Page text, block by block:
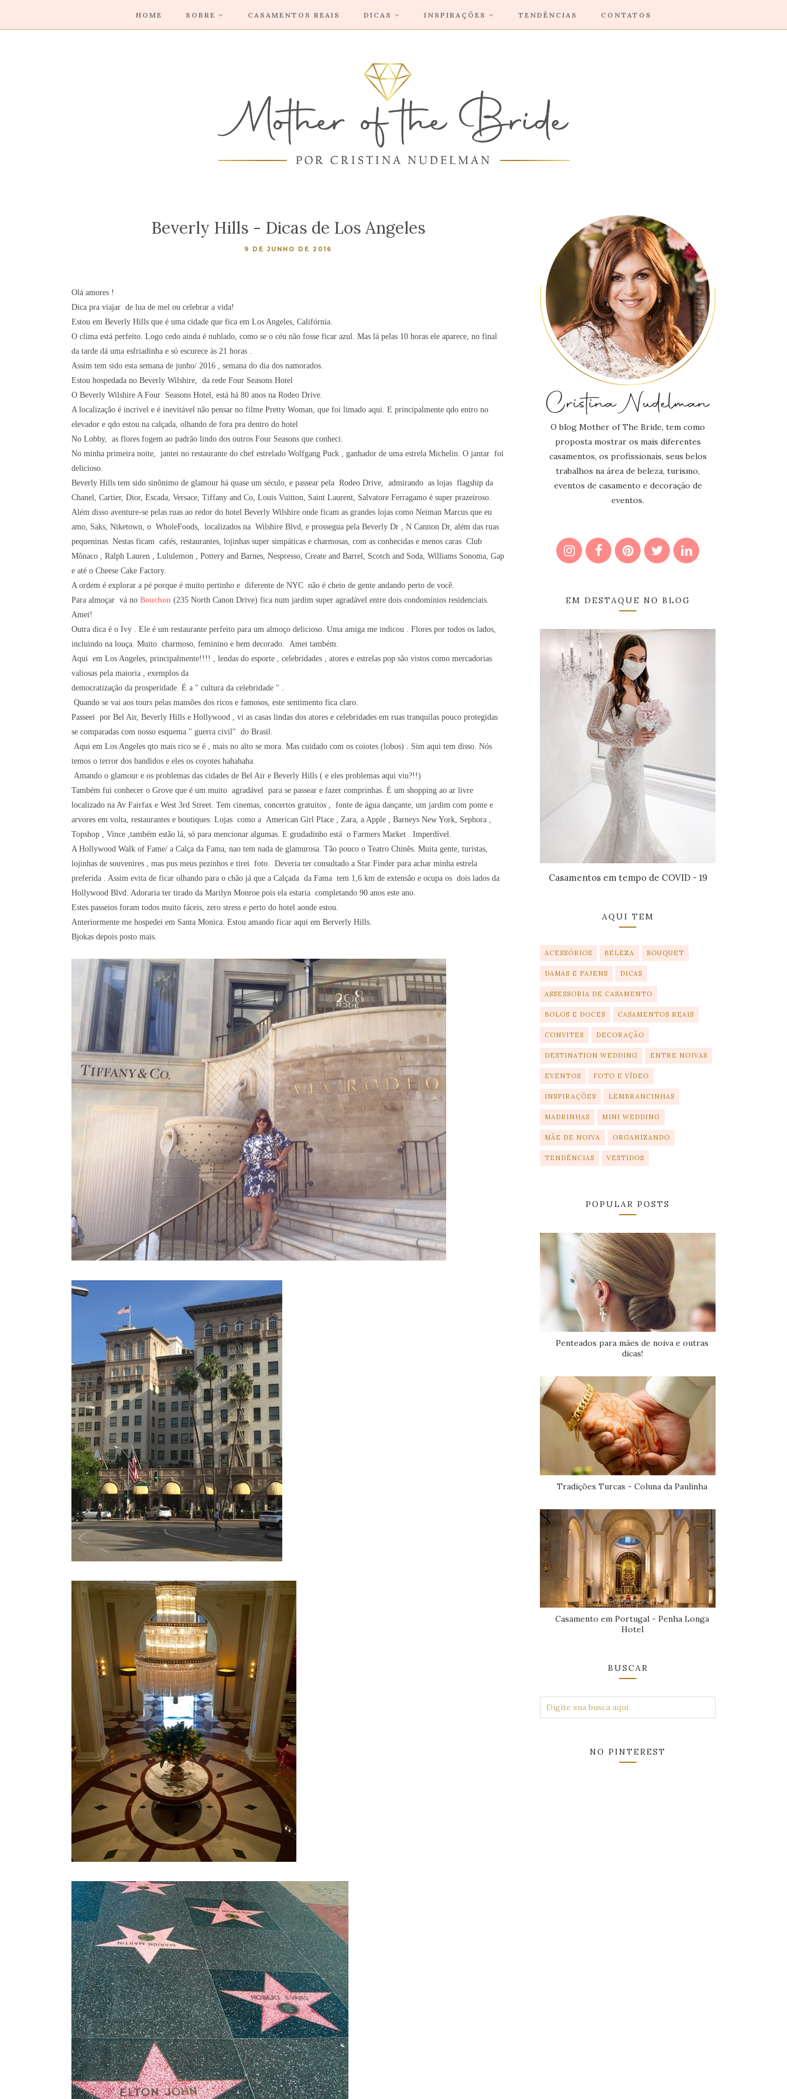
HOME SOBRE CASAMENTOS REAIS DICAS INSPIRAÇÕES TENDÊNCIAS CONTATOS
Beverly Hills - Dicas de Los Angeles
9 DE JUNHO DE 2016
Olá amores !
Dica pra viajar de lua de mel ou celebrar a vida!
Estou em Beverly Hills que é uma cidade que fica em Los Angeles, Califórnia.
O clima está perfeito. Logo cedo ainda é nublado, como se o céu não fosse ficar azul. Mas lá pelas 10 horas ele aparece, no final
da tarde dá uma esfriadinha e só escurece às 21 horas .
Assim tem sido esta semana de junho/ 2016 , semana do dia dos namorados.
Estou hospedada no Beverly Wilshire, da rede Four Seasons Hotel
O Beverly Wilshire A Four Seasons Hotel, está há 80 anos na Rodeo Drive.
A localização é incrivel e é inevitável não pensar no filme Pretty Woman, que foi limado aqui. E principalmente qdo entro no
elevador e qdo estou na calçada, olhando de fora pra dentro do hotel
No Lobby, as flores fogem ao padrão lindo dos outros Four Seasons que conheci.
No minha primeira noite, jantei no restaurante do chef estrelado Wolfgang Puck , ganhador de uma estrela Michelin. O jantar foi
delicioso.
Beverly Hills tem sido sinônimo de glamour há quase um século, e passear pela Rodeo Drive, admirando as lojas flagship da
Chanel, Cartier, Dior, Escada, Versace, Tiffany and Co, Louis Vuitton, Saint Laurent, Salvatore Ferragamo é super prazeiroso.
Além disso aventure-se pelas ruas ao redor do hotel Beverly Wilshire onde ficam as grandes lojas como Neiman Marcus que eu
amo, Saks, Niketown, o WholeFoods, localizados na Wilshire Blvd, e prossegua pela Beverly Dr , N Cannon Dr, além das ruas
pequeninas. Nestas ficam cafés, restaurantes, lojinhas super simpáticas e charmosas, com as conhecidas e menos caras Club
Mônaco , Ralph Lauren , Lululemon , Pottery and Barnes, Nespresso, Create and Barrel, Scotch and Soda, Williams Sonoma, Gap
e até o Cheese Cake Factory.
A ordem é explorar a pé porque é muito pertinho e diferente de NYC não é cheio de gente andando perto de você.
Para almoçar vá no Bouchon (235 North Canon Drive) fica num jardim super agradável entre dois condomínios residenciais.
Amei!
Outra dica é o Ivy . Ele é um restaurante perfeito para um almoço delicioso. Uma amiga me indicou . Flores por todos os lados,
incluindo na louça. Muito charmoso, feminino e bem decorado. Amei também.
Aqui em Los Angeles, principalmente!!!! , lendas do esporte , celebridades , atores e estrelas pop são vistos como mercadorias
valiosas pela maioria , exemplos da
democratização da prosperidade. É a " cultura da celebridade " .
Quando se vai aos tours pelas mansões dos ricos e famosos, este sentimento fica claro.
Passeei por Bel Air, Beverly Hills e Hollywood , vi as casas lindas dos atores e celebridades em ruas tranquilas pouco protegidas
se comparadas com nosso esquema " guerra civil" do Brasil.
Aqui em Los Angeles qto mais rico se é , mais no alto se mora. Mas cuidado com os coiotes (lobos) . Sim aqui tem disso. Nós
temos o terror dos bandidos e eles os coyotes hahahaha.
Amando o glamour e os problemas das cidades de Bel Air e Beverly Hills ( e eles problemas aqui viu?!!)
Também fui conhecer o Grove que é um muito agradável ​​para se passear e fazer comprinhas. É um shopping ao ar livre
localizado na Av Fairfax e West 3rd Street. Tem cinemas, concertos gratuitos , fonte de água dançante, um jardim com ponte e
arvores em volta, restaurantes e boutiques. Lojas como a American Girl Place , Zara, a Apple , Barneys New York, Sephora ,
Topshop , Vince ,também estão lá, só para mencionar algumas. E grudadinho está o Farmers Market . Imperdível.
A Hollywood Walk of Fame/ a Calça da Fama, nao tem nada de glamurosa. Tão pouco o Teatro Chinês. Muita gente, turistas,
lojinhas de souvenires , mas pus meus pezinhos e tirei foto. Deveria ter consultado a Star Finder para achar minha estrela
preferida . Assim evita de ficar olhando para o chão já que a Calçada da Fama tem 1,6 km de extensão e ocupa os dois lados da
Hollywood Blvd. Adoraria ter tirado da Marilyn Monroe pois ela estaria completando 90 anos este ano.
Estes passeios foram todos muito fáceis, zero stress e perto do hotel aonde estou.
Anteriormente me hospedei em Santa Monica. Estou amando ficar aqui em Berverly Hills.
Bjokas depois posto mais.
O blog Mother of The Bride, tem como
proposta mostrar os mais diferentes
casamentos, os profissionais, seus belos
trabalhos na área de beleza, turismo,
eventos de casamento e decoração de
eventos.
EM DESTAQUE NO BLOG
Casamentos em tempo de COVID - 19
AQUI TEM
ACESSÓRIOS BELEZA BOUQUET
DAMAS E PAJENS DICAS
ASSESSORIA DE CASAMENTO
BOLOS E DOCES CASAMENTOS REAIS
CONVITES DECORAÇÃO
DESTINATION WEDDING ENTRE NOIVAS
EVENTOS FOTO E VÍDEO
INSPIRAÇÕES LEMBRANCINHAS
MADRINHAS MINI WEDDING
MÃE DE NOIVA ORGANIZANDO
TENDÊNCIAS VESTIDOS
POPULAR POSTS
Penteados para mães de noiva e outras
dicas!
Tradições Turcas - Coluna da Paulinha
Casamento em Portugal - Penha Longa
Hotel
BUSCAR
NO PINTEREST